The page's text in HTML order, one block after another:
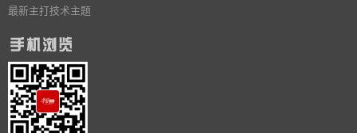
最新主打技术主题